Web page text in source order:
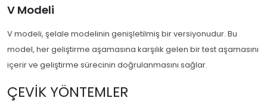
V Modeli
V modeli, şelale modelinin genişletilmiş bir versiyonudur. Bu
model, her geliştirme aşamasına karşılık gelen bir test aşamasını
içerir ve geliştirme sürecinin doğrulanmasını sağlar.
ÇEVIK YÖNTEMLER